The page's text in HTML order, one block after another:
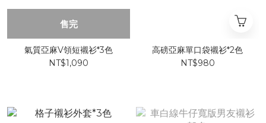
售完
氣質亞麻V領短襯衫*3色
NT$1,090
高磅亞麻單口袋襯衫*2色
NT$980